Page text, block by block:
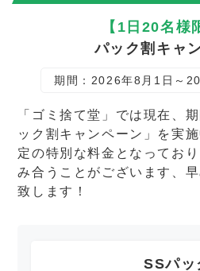
【1日20名様
パック割キャ
期間：2026年8月1日～
「ゴミ捨て堂」では現在、
ック割キャンペーン」を実
定の特別な料金となってお
み合うことがございます、
致します！
SSパッ